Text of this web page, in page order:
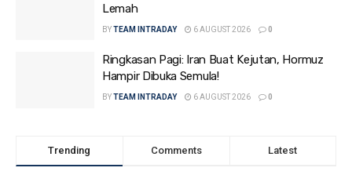
Lemah
BYTEAM INTRADAY 6 AUGUST 2026 0
Ringkasan Pagi: Iran Buat Kejutan, Hormuz
Hampir Dibuka Semula!
BYTEAM INTRADAY 6 AUGUST 2026 0
Trending Comments Latest